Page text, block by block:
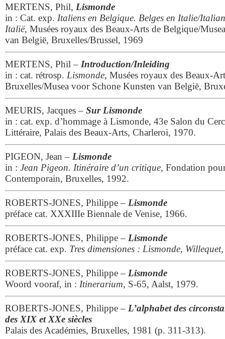
MERTENS, Phil, Lismonde
in : Cat. exp. Italiens en Belgique. Belges en Italie/
Italië, Musées royaux des Beaux-Arts de Belgique/
van België, Bruxelles/Brussel, 1969
MERTENS, Phil – Introduction/Inleiding
in : cat. rétrosp. Lismonde, Musées royaux des Beaux-
Bruxelles/Musea voor Schone Kunsten van België,
MEURIS, Jacques – Sur Lismonde
in : cat. exp. d’hommage à Lismonde, 43e Salon du
Littéraire, Palais des Beaux-Arts, Charleroi, 1970.
PIGEON, Jean – Lismonde
in : Jean Pigeon. Itinéraire d’un critique, Fondation
Contemporain, Bruxelles, 1992.
ROBERTS-JONES, Philippe – Lismonde
préface cat. XXXIIIe Biennale de Venise, 1966.
ROBERTS-JONES, Philippe – Lismonde
préface cat. exp. Tres dimensiones : Lismonde,
ROBERTS-JONES, Philippe – Lismonde
Woord vooraf, in : Itinerarium, S-65, Aalst, 1979.
ROBERTS-JONES, Philippe – L’alphabet des
des XIX et XXe siècles
Palais des Académies, Bruxelles, 1981 (p. 311-313).